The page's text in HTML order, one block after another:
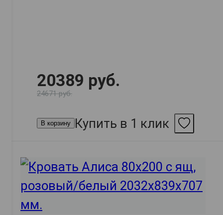
20389 руб.
24671 руб.
В корзину Купить в 1 клик